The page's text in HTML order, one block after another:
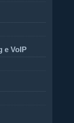
e VoIP